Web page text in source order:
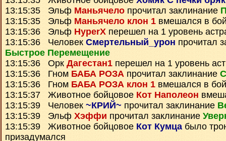
13:15:35 Эльф Маньячело прочитал заклинание
13:15:35 Эльф Маньячело клон 1 вмешался в
13:15:36 Эльф HyperX перешел на 1 уровень
13:15:36 Человек Смертельный_урон прочитал
Быстрое Перемещение
13:15:36 Орк Дагестан1 перешел на 1 уровень
13:15:36 Гном БАБА РОЗА прочитал заклинание
13:15:36 Гном БАБА РОЗА клон 1 вмешался в бой
13:15:37 Животное бойцовое Кот Наполеон
13:15:39 Человек ~КРИЙ~ прочитал заклинание
13:15:39 Эльф Хэффи прочитал заклинание
13:15:39 Животное бойцовое Кот Кумцабыло
призадумался